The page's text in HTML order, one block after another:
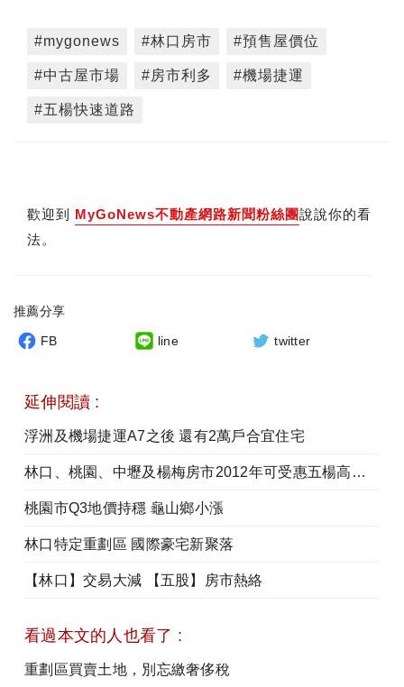
#mygonews #林口房市 #預售屋價位
#中古屋市場 #房市利多 #機場捷運
#五楊快速道路
歡迎到 MyGoNews不動產網路新聞粉絲團說說你的看
法。
推薦分享
FB line twitter
延伸閱讀 :
浮洲及機場捷運A7之後 還有2萬戶合宜住宅
林口、桃園、中壢及楊梅房市2012年可受惠五楊高架道路
桃園市Q3地價持穩 龜山鄉小漲
林口特定重劃區 國際豪宅新聚落
【林口】交易大減 【五股】房市熱絡
看過本文的人也看了 :
重劃區買賣土地，別忘繳奢侈稅